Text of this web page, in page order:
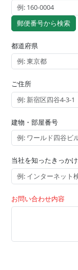
郵便番号から検索
都道府県
ご住所
建物・部屋番号
当社を知ったきっかけ
お問い合わせ内容